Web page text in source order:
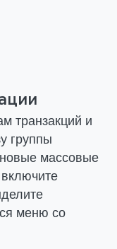
транзакций и
группы
массовые
меню со